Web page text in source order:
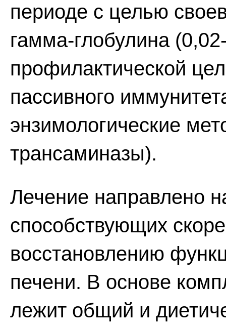
периоде с целью
гамма-глобулина
профилактической
пассивного
энзимологические
трансаминазы).
Лечение направлено
способствующих
восстановлению
печени. В основе
лежит общий и